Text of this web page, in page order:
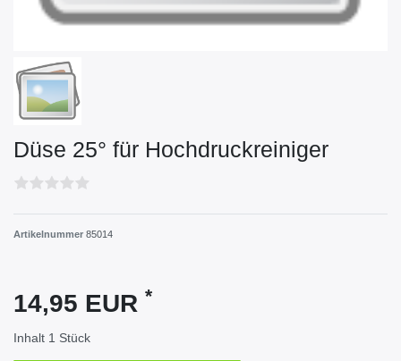
Düse 25° für Hochdruckreiniger
Artikelnummer 85014
14,95 EUR *
Inhalt 1 Stück